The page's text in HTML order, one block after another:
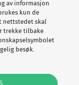
av informasjon
kun de
nettstedet skal
trekke tilbake
besøk.